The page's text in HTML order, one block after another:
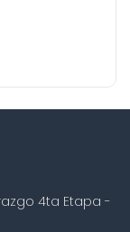
4ta Etapa -